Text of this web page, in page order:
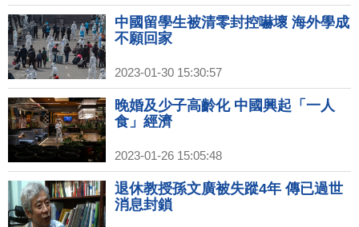
中國留學生被清零封控嚇壞 海外學成
不願回家
2023-01-30 15:30:57
晚婚及少子高齡化 中國興起「一人
食」經濟
2023-01-26 15:05:48
退休教授孫文廣被失蹤4年 傳已過世
消息封鎖